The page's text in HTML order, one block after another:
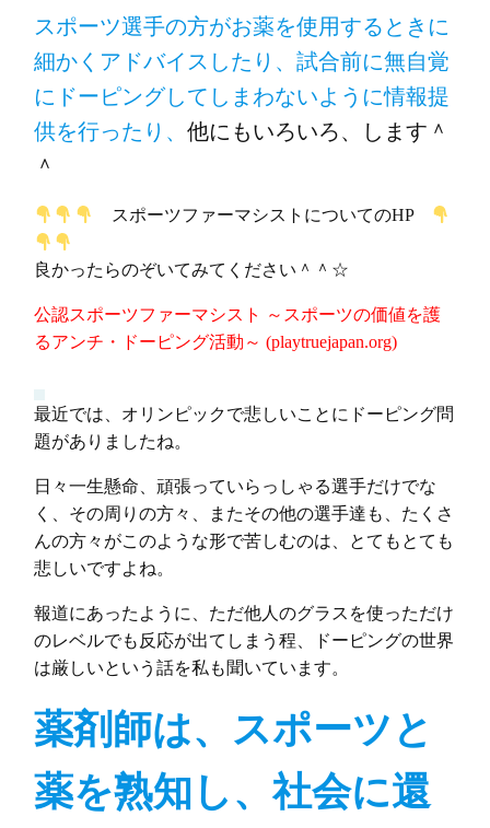
スポーツ選手の方がお薬を使用するときに
細かくアドバイスしたり、試合前に無自覚
にドーピングしてしまわないように情報提
供を行ったり、 他にもいろいろ、します＾
＾
スポーツファーマシストについてのHP
良かったらのぞいてみてください＾＾☆
公認スポーツファーマシスト ～スポーツの価値を護
るアンチ・ドーピング活動～ (playtruejapan.org)
最近では、オリンピックで悲しいことにドーピング問
題がありましたね。
日々一生懸命、頑張っていらっしゃる選手だけでな
く、その周りの方々、またその他の選手達も、たくさ
んの方々がこのような形で苦しむのは、とてもとても
悲しいですよね。
報道にあったように、ただ他人のグラスを使っただけ
のレベルでも反応が出てしまう程、ドーピングの世界
は厳しいという話を私も聞いています。
薬剤師は、スポーツと
薬を熟知し、社会に還